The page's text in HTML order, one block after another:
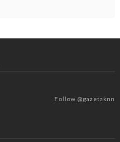
Follow @gazetaknn